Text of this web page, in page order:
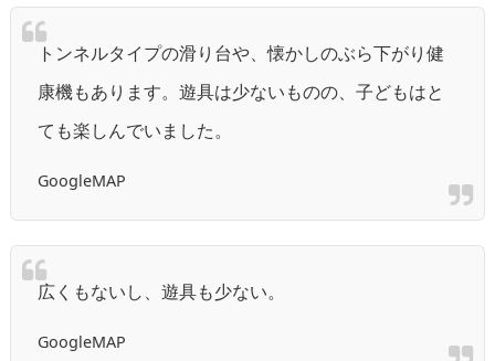
トンネルタイプの滑り台や、懐かしのぶら下がり健
康機もあります。遊具は少ないものの、子どもはと
ても楽しんでいました。
GoogleMAP
広くもないし、遊具も少ない。
GoogleMAP